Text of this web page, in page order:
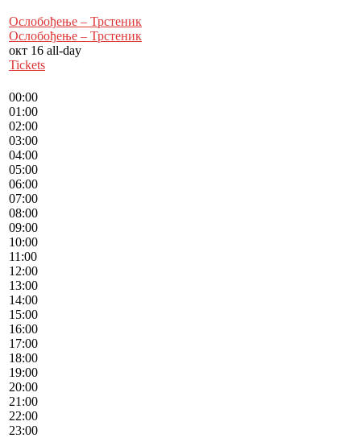
Ослобођење – Трстеник
Ослобођење – Трстеник
окт 16 all-day
Tickets
00:00
01:00
02:00
03:00
04:00
05:00
06:00
07:00
08:00
09:00
10:00
11:00
12:00
13:00
14:00
15:00
16:00
17:00
18:00
19:00
20:00
21:00
22:00
23:00